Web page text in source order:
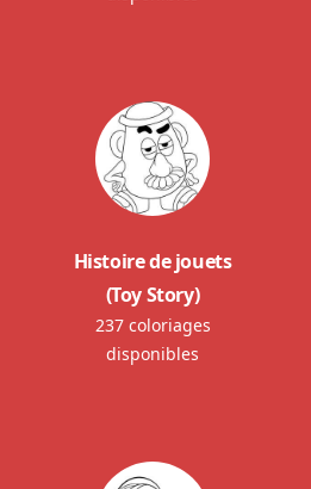
Histoire de jouets
(Toy Story)
237 coloriages
disponibles